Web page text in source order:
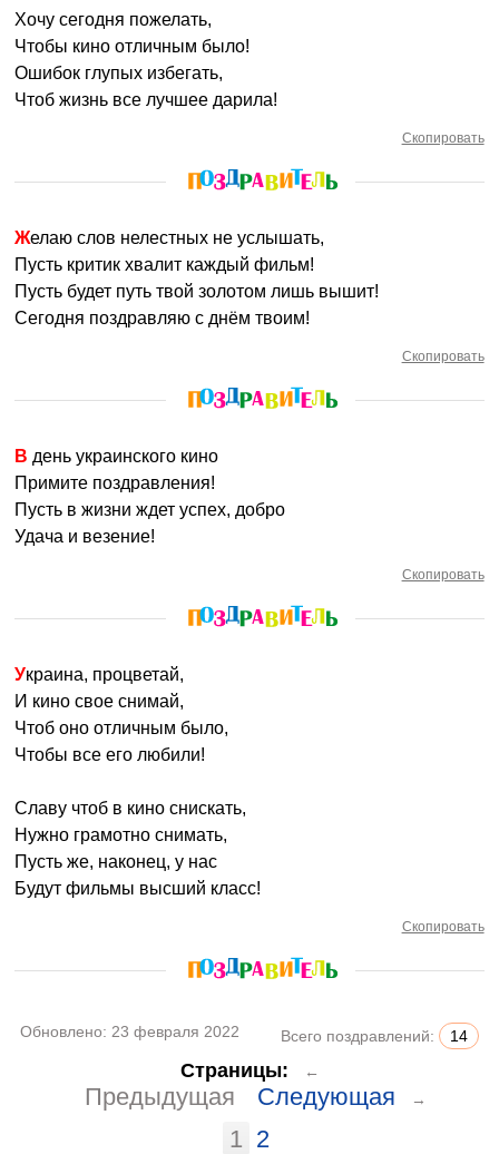
Хочу сегодня пожелать,
Чтобы кино отличным было!
Ошибок глупых избегать,
Чтоб жизнь все лучшее дарила!
Скопировать
Желаю слов нелестных не услышать,
Пусть критик хвалит каждый фильм!
Пусть будет путь твой золотом лишь вышит!
Сегодня поздравляю с днём твоим!
Скопировать
В день украинского кино
Примите поздравления!
Пусть в жизни ждет успех, добро
Удача и везение!
Скопировать
Украина, процветай,
И кино свое снимай,
Чтоб оно отличным было,
Чтобы все его любили!
Славу чтоб в кино снискать,
Нужно грамотно снимать,
Пусть же, наконец, у нас
Будут фильмы высший класс!
Скопировать
Обновлено: 23 февраля 2022 Всего поздравлений: 14
Страницы: ←
Предыдущая Следующая →
1 2